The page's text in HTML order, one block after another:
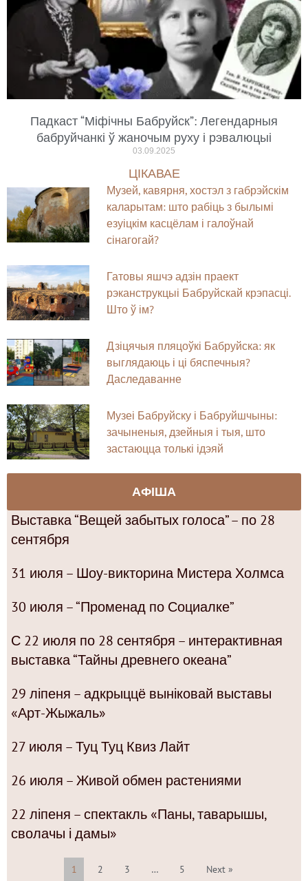
Падкаст “Міфічны Бабруйск”: Легендарныя
бабруйчанкі ў жаночым руху і рэвалюцыі
03.09.2025
ЦІКАВАЕ
Музей, кавярня, хостэл з габрэйскім
каларытам: што рабіць з былымі
езуіцкім касцёлам і галоўнай
сінагогай?
Гатовы яшчэ адзін праект
рэканструкцыі Бабруйскай крэпасці.
Што ў ім?
Дзіцячыя пляцоўкі Бабруйска: як
выглядаюць і ці бяспечныя?
Даследаванне
Музеі Бабруйску і Бабруйшчыны:
зачыненыя, дзейныя і тыя, што
застаюцца толькі ідэяй
АФІША
Выставка “Вещей забытых голоса” – по 28
сентября
31 июля – Шоу-викторина Мистера Холмса
30 июля – “Променад по Социалке”
С 22 июля по 28 сентября – интерактивная
выставка “Тайны древнего океана”
29 ліпеня – адкрыццё выніковай выставы
«Арт-Жыжаль»
27 июля – Туц Туц Квиз Лайт
26 июля – Живой обмен растениями
22 ліпеня – спектакль «Паны, таварышы,
сволачы і дамы»
1 2 3 … 5 Next »